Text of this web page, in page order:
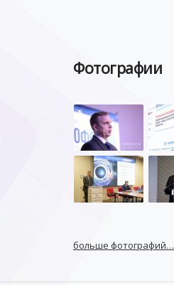
Фотографии
больше фотографий…